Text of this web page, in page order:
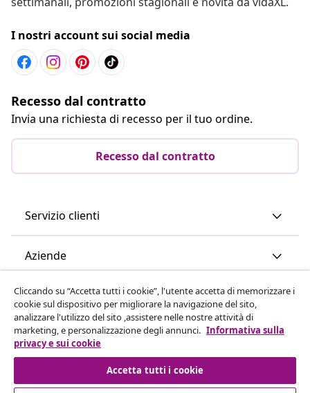
I nostri account sui social media
Recesso dal contratto
Invia una richiesta di recesso per il tuo ordine.
Recesso dal contratto
Servizio clienti
Aziende
vidaXL
Scopri di più
Cliccando su “Accetta tutti i cookie”, l'utente accetta di memorizzare i
cookie sul dispositivo per migliorare la navigazione del sito,
analizzare l'utilizzo del sito ,assistere nelle nostre attività di
marketing, e personalizzazione degli annunci. Informativa sulla
privacy e sui cookie
Accetta tutti i cookie